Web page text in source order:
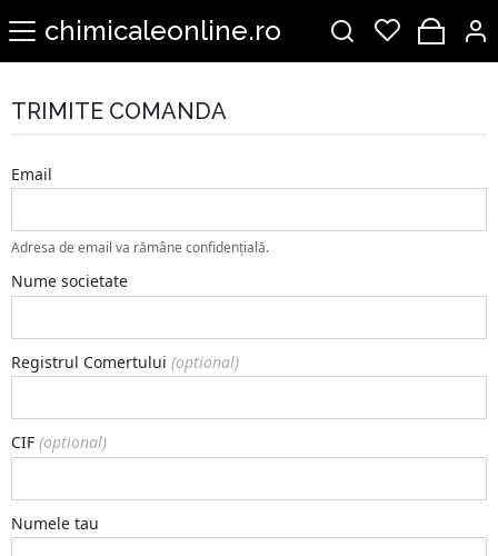
chimicaleonline.ro
TRIMITE COMANDA
Email
Adresa de email va rămâne confidențială.
Nume societate
Registrul Comertului (optional)
CIF (optional)
Numele tau